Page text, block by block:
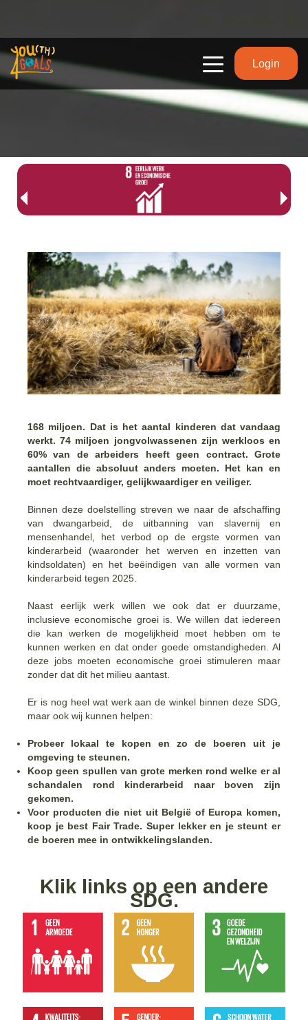
Login
168 miljoen. Dat is het aantal kinderen dat vandaag
werkt. 74 miljoen jongvolwassenen zijn werkloos en
60% van de arbeiders heeft geen contract. Grote
aantallen die absoluut anders moeten. Het kan en
moet rechtvaardiger, gelijkwaardiger en veiliger.
Binnen deze doelstelling streven we naar de afschaffing
van dwangarbeid, de uitbanning van slavernij en
mensenhandel, het verbod op de ergste vormen van
kinderarbeid (waaronder het werven en inzetten van
kindsoldaten) en het beëindigen van alle vormen van
kinderarbeid tegen 2025.
Naast eerlijk werk willen we ook dat er duurzame,
inclusieve economische groei is. We willen dat iedereen
die kan werken de mogelijkheid moet hebben om te
kunnen werken en dat onder goede omstandigheden. Al
deze jobs moeten economische groei stimuleren maar
zonder dat dit het milieu aantast.
Er is nog heel wat werk aan de winkel binnen deze SDG,
maar ook wij kunnen helpen:
Probeer lokaal te kopen en zo de boeren uit je
omgeving te steunen.
Koop geen spullen van grote merken rond welke er al
schandalen rond kinderarbeid naar boven zijn
gekomen.
Voor producten die niet uit België of Europa komen,
koop je best Fair Trade. Super lekker en je steunt er
de boeren mee in ontwikkelingslanden.
Klik links op een andere
SDG.